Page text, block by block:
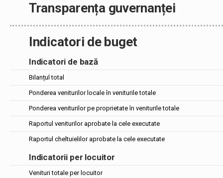
Transparența guvernanței
Indicatori de buget
Indicatori de bază
Bilanțul total
Ponderea veniturilor locale în veniturile totale
Ponderea veniturilor pe proprietate în veniturile totale
Raportul veniturilor aprobate la cele executate
Raportul cheltuielilor aprobate la cele executate
Indicatorii per locuitor
Venituri totale per locuitor